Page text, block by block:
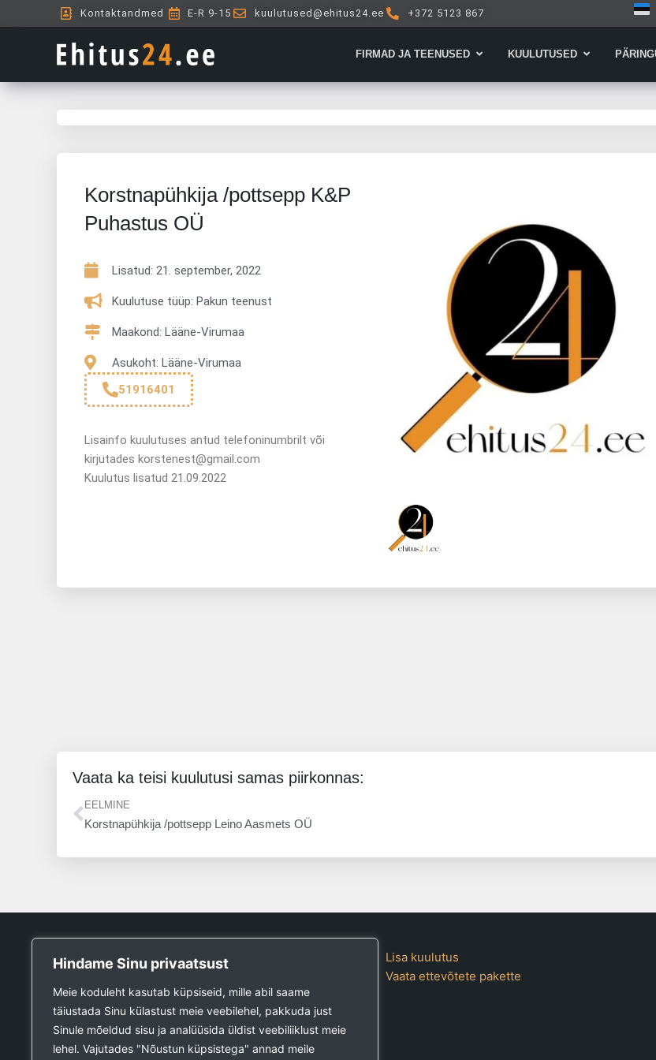
Hindame Sinu privaatsust
Meie koduleht kasutab küpsiseid, mille abil saame
täiustada Sinu külastust meie veebilehel, pakkuda just
Sinule mõeldud sisu ja analüüsida üldist veebiliiklust meie
lehel. Vajutades "Nõustun küpsistega" annad meile
to
Kontaktandmed E-R 9-15 kuulutused@ehitus24.ee +372 5123 867
FIRMAD JA TEENUSED Open Firmad ja teenused
KUULUTUSED Open
Korstnapühkija /pottsepp K&P
Puhastus OÜ
Lisatud: 21. september, 2022
Kuulutuse tüüp: Pakun teenust
Maakond: Lääne-Virumaa
Asukoht: Lääne-Virumaa
51916401
Lisainfo kuulutuses antud telefoninumbrilt või
kirjutades korstenest@gmail.com
Kuulutus lisatud 21.09.2022
Vaata ka teisi kuulutusi samas piirkonnas:
Prev
EELMINE
Korstnapühkija /pottsepp Leino Aasmets OÜ
Tööpank
Kuulutused
Firmad ja teenused
Ehitustööde päring
Ehitusmaterjali päring
Lisa kuulutus
Vaata ettevõtete pakette